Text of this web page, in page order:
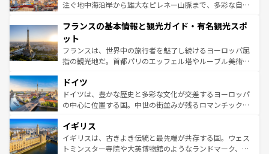
ピザやパスタなど、絶品のイタリア料理を堪能することも
ませてくれるイタリアで、忘れられない旅をしてみよう！
なお、新着のイタリア情報は
しい。
注ぐ地中海沿岸から雄大なピレネー山脈まで、多彩な自然
文化が根付くこの国では、情熱的なフラメンコ、熱気あふ
れる闘牛、そして美味しいタパスが生活の一部となってい
る。首都マドリードの洗練された雰囲気や、バルセロナの
アートに溢れた街角から、地方では古代ローマ遺跡や中世
せる。地方によって風土や気候が異なるスペインはその個
性で訪れる人を魅了する。 なお、新着のスペイン情報は コ
ンテンツ一覧を参照してほしい。
フランスの基本情報と観光ガイド・有名観光スポ
ット
フランスは、世界中の旅行者を魅了し続けるヨーロッパ屈
指の観光地だ。首都パリのエッフェル塔やルーブル美術館
で、幅広い魅力が詰まっている。華麗な宮殿、歴史的な大
聖堂、美しいビーチ、そして豊かな自然が、訪れる者を心
から魅了する。また、フランスは美食の国としても知ら
いる。シャンパンの発祥地であるランス、プロヴァンスの
香り高いラベンダー畑など、多彩な楽しみ方が可能だ。さ
らに、パリ以外の地域にも魅力が溢れており、どの街角に
ドイツ
ドイツは、豊かな歴史と多彩な文化が交差するヨーロッパ
の中心に位置する国。中世の街並みが残るロマンチック街
顔を持つこの国は、どこを歩いても飽きることがない。ベ
ルリンの文化的活気、バイエルン州のアルプスの絶景、そ
してライン川沿いのワイン畑といった風景は必見。ビール
イギリス
イギリスは、古きよき伝統と最先端が共存する国。ウェス
トミンスター寺院や大英博物館のようなランドマーク、歴